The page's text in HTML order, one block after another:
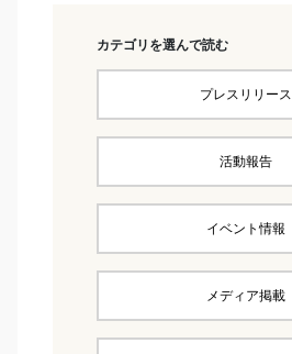
カテゴリを選んで読む
プレスリリース
活動報告
イベント情報
メディア掲載